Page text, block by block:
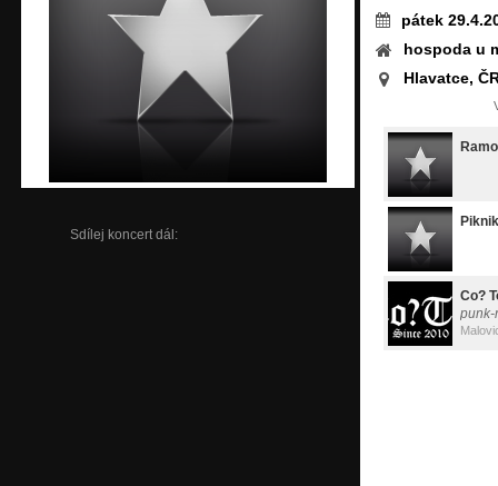
Sdílej koncert dál:
pátek
hospoda u
Hlavatce,
Piknik
Co?
punk-